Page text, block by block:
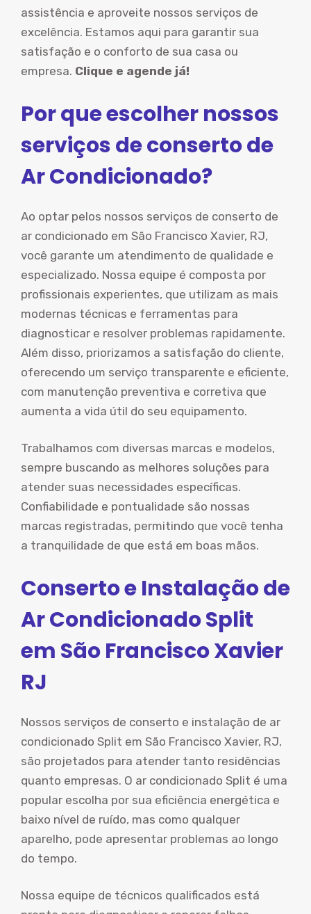
assistência e aproveite nossos serviços de
excelência. Estamos aqui para garantir sua
satisfação e o conforto de sua casa ou
empresa. Clique e agende já!
Por que escolher nossos
serviços de conserto de
Ar Condicionado?
Ao optar pelos nossos serviços de conserto de
ar condicionado em São Francisco Xavier, RJ,
você garante um atendimento de qualidade e
especializado. Nossa equipe é composta por
profissionais experientes, que utilizam as mais
modernas técnicas e ferramentas para
diagnosticar e resolver problemas rapidamente.
Além disso, priorizamos a satisfação do cliente,
oferecendo um serviço transparente e eficiente,
com manutenção preventiva e corretiva que
aumenta a vida útil do seu equipamento.
Trabalhamos com diversas marcas e modelos,
sempre buscando as melhores soluções para
atender suas necessidades específicas.
Confiabilidade e pontualidade são nossas
marcas registradas, permitindo que você tenha
a tranquilidade de que está em boas mãos.
Conserto e Instalação de
Ar Condicionado Split
em São Francisco Xavier
RJ
Nossos serviços de conserto e instalação de ar
condicionado Split em São Francisco Xavier, RJ,
são projetados para atender tanto residências
quanto empresas. O ar condicionado Split é uma
popular escolha por sua eficiência energética e
baixo nível de ruído, mas como qualquer
aparelho, pode apresentar problemas ao longo
do tempo.
Nossa equipe de técnicos qualificados está